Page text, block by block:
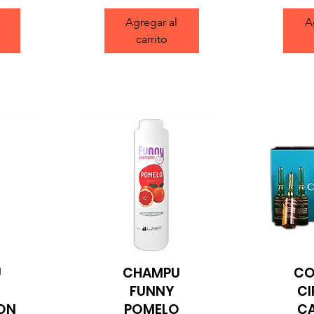
Agregar al
carrito
Vista rápida
CHAMPU
FUNNY
POMELO